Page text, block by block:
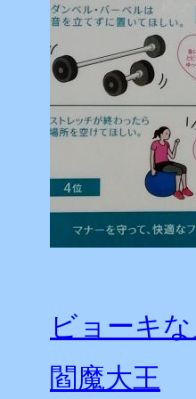
ビョーキな
閻魔大王